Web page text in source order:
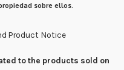
sobre ellos.
Product Notice
to the products sold on